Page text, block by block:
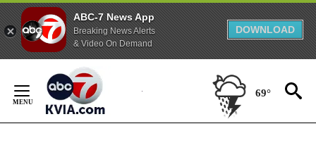
ABC-7 News App
Breaking News Alerts
& Video On Demand
DOWNLOAD
Content
69°